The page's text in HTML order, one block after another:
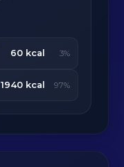
60 kcal 3%
1940 kcal 97%